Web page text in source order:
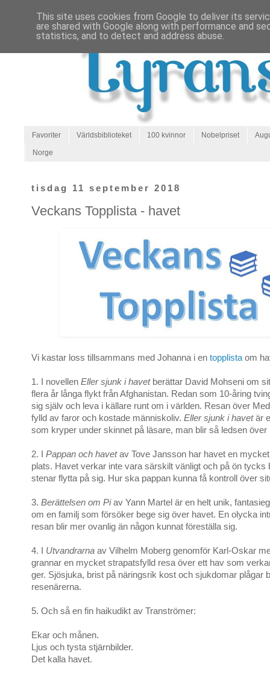
Favoriter Världsbiblioteket 100 kvinnor Nobelpriset
Norge
tisdag 11 september 2018
Veckans Topplista - havet
Vi kastar loss tillsammans med Johanna i en topplistaom
1. I novellen Eller sjunk i havetberättar David Mohseni om
flera år långa flykt från Afghanistan. Redan som 10-åring
sig själv och leva i källare runt om i världen. Resan över
fylld av faror och kostade människoliv. Eller sjunk i havetär
som kryper under skinnet på läsare, man blir så ledsen över
2. I Pappan och havetav Tove Jansson har havet en
plats. Havet verkar inte vara särskilt vänligt och på ön tycks
stenar flytta på sig. Hur ska pappan kunna få kontroll över
3. Berättelsen om Piav Yann Martel är en helt unik,
om en familj som försöker bege sig över havet. En olycka
resan blir mer ovanlig än någon kunnat föreställa sig.
4. I Utvandrarna av Vilhelm Moberg genomför Karl-Oskar
grannar en mycket strapatsfylld resa över ett hav som
ger. Sjösjuka, brist på näringsrik kost och sjukdomar plågar
resenärerna.
5. Och så en fin haikudikt av Tranströmer:
Ekar och månen.
Ljus och tysta stjärnbilder.
Det kalla havet.
This site uses cookies from Google to deliver its
are shared with Google along with performance and
statistics, and to detect and address abuse.